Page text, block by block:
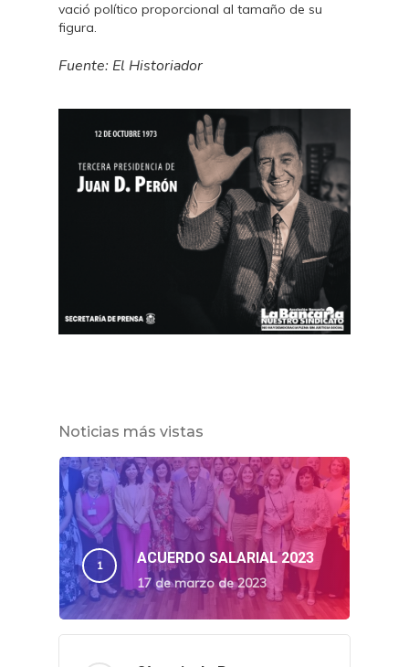
vació político proporcional al tamaño de su
figura.
Fuente: El Historiador
Noticias más vistas
ACUERDO SALARIAL 2023
17 de marzo de 2023